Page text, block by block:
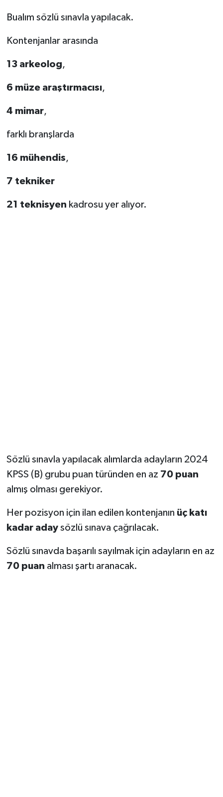
Bualım sözlü sınavla yapılacak.
Kontenjanlar arasında
13 arkeolog,
6 müze araştırmacısı,
4 mimar,
farklı branşlarda
16 mühendis,
7 tekniker
21 teknisyen kadrosu yer alıyor.
Sözlü sınavla yapılacak alımlarda adayların 2024
KPSS (B) grubu puan türünden en az 70 puan
almış olması gerekiyor.
Her pozisyon için ilan edilen kontenjanın üç katı
kadar adaysözlü sınava çağrılacak.
Sözlü sınavda başarılı sayılmak için adayların en az
70 puan alması şartı aranacak.